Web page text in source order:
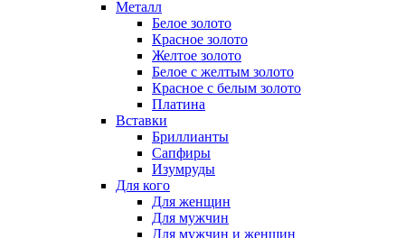
Металл
Белое золото
Красное золото
Желтое золото
Белое с желтым золото
Красное с белым золото
Платина
Вставки
Бриллианты
Сапфиры
Изумруды
Для кого
Для женщин
Для мужчин
Для мужчин и женщин